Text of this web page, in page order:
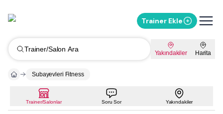
Trainer Ekle
Trainer/Salon Ara Yakındakiler Harita
Subayevleri Fitness
Trainer/Salonlar Soru Sor Yakındakiler